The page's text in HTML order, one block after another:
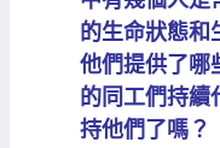
的生命狀態和
他們提供了哪
的同工們持續
持他們了嗎？